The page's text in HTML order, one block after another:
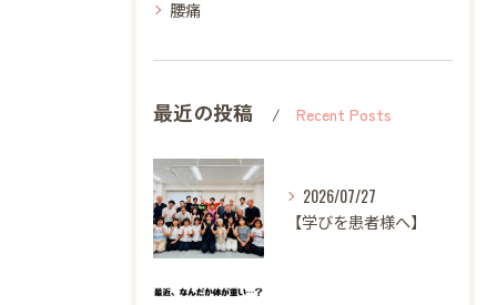
腰痛
最近の投稿 Recent Posts
2026/07/27
【学びを患者様へ】